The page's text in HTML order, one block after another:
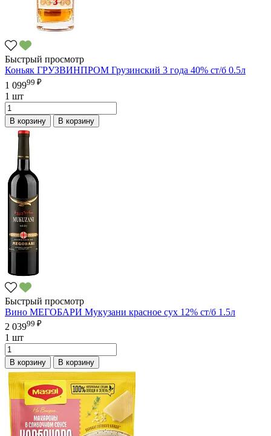
Быстрый просмотр
Коньяк ГРУЗВИНПРОМ Грузинский 3 года 40% ст/б 0.5л
1 09999 ₽
1 шт
В корзину В корзину
Быстрый просмотр
Вино МЕГОБАРИ Мукузани красное сух 12% ст/б 1.5л
2 03999 ₽
1 шт
В корзину В корзину